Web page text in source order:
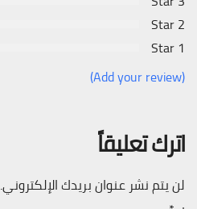
2 Star
1 Star
(Add your review)
اترك تعليقاً
لن يتم نشر عنوان بريدك الإلكتروني.